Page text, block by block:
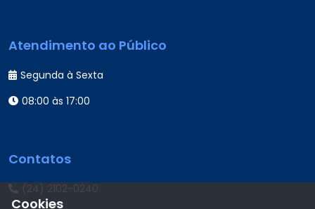
Atendimento ao Público
Segunda à Sexta
08:00 às 17:00
Contatos
(24) 2102-0240
Cookies